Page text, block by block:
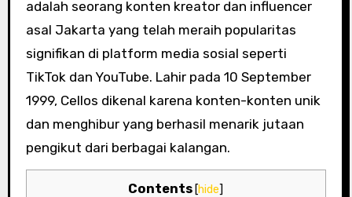
adalah seorang konten kreator dan influencer
asal Jakarta yang telah meraih popularitas
signifikan di platform media sosial seperti
TikTok dan YouTube. Lahir pada 10 September
1999, Cellos dikenal karena konten-konten unik
dan menghibur yang berhasil menarik jutaan
pengikut dari berbagai kalangan.
Contents [hide]